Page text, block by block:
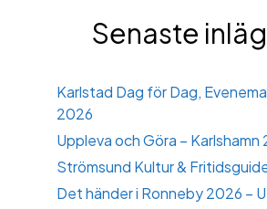
Senaste
Karlstad Dag för Dag,
2026
Uppleva och Göra – Karlshamn
Strömsund Kultur &
Det händer i Ronneby 2026 –